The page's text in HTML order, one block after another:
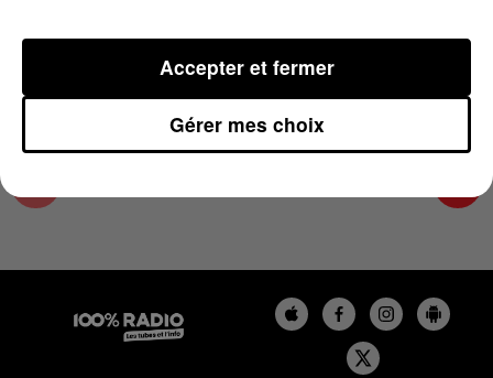
Podcast infos du Comminges
Gérer mes choix
Accepter et fermer